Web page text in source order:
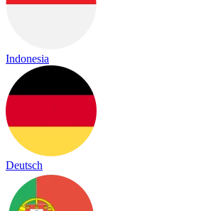
Indonesia
Deutsch